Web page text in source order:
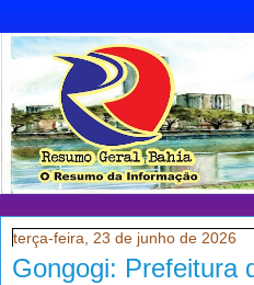
terça-feira, 23 de junho de 2026
Gongogi: Prefeitura